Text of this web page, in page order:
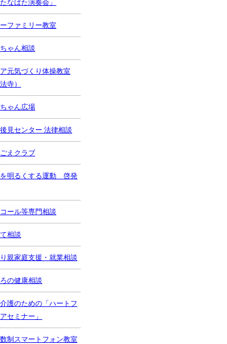
たなばた演奏会」
ファミリー教室
ゃん相談
元気づくり体操教室
寺）
ゃん広場
見センター 法律相談
えクラブ
明るくする運動 啓発
ール等専門相談
相談
親家庭支援・就業相談
の健康相談
護のための「ハートフ
セミナー」
制スマートフォン教室